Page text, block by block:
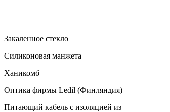
Закаленное стекло
Силиконовая манжета
Ханикомб
Оптика фирмы Ledil (Финляндия)
Питающий кабель с изоляцией из